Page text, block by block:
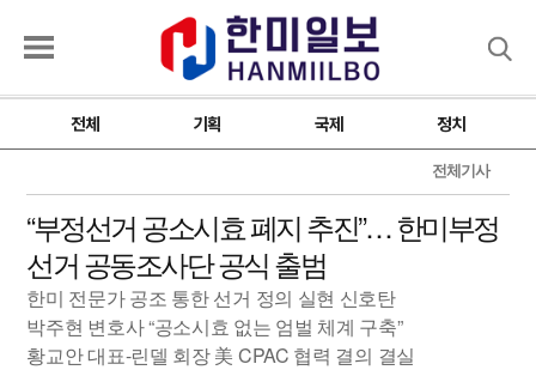
전체 기획 국제 정치
전체기사
“부정선거 공소시효 폐지 추진”… 한미부정
선거 공동조사단 공식 출범
한미 전문가 공조 통한 선거 정의 실현 신호탄
박주현 변호사 “공소시효 없는 엄벌 체계 구축”
황교안 대표-린델 회장 美 CPAC 협력 결의 결실